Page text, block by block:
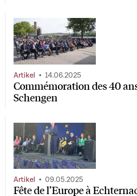
Commémoration des 40
Schengen
Artikel 14.06.2025
Fête de l’Europe à
Artikel 09.05.2025